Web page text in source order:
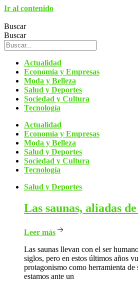
Ir al contenido
Buscar
Buscar
Actualidad
Economía y Empresas
Moda y Belleza
Salud y Deportes
Sociedad y Cultura
Tecnología
Actualidad
Economía y Empresas
Moda y Belleza
Salud y Deportes
Sociedad y Cultura
Tecnología
Salud y Deportes
Las saunas, aliadas
Leer más
Las saunas llevan con el ser
siglos, pero en estos últimos años
protagonismo como herramienta de
estamos ante un